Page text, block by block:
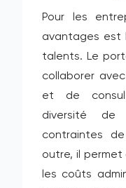
Pour les
avantages est
talents. Le
collaborer
et de
diversité de
contraintes
outre, il permet
les coûts